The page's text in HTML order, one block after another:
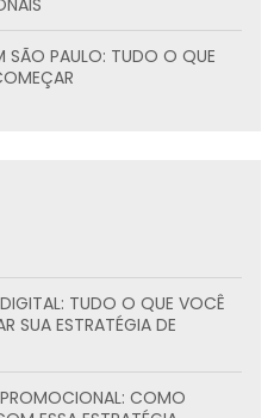
SUA ESTRATÉGIA DE